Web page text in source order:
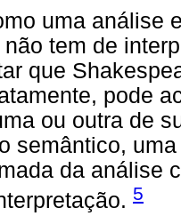
uma análise
tem de
que
pode
ou outra de
semântico,
da análise
5